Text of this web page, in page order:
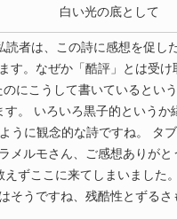
ます 白い光の底
者は、この詩に感想を促し
。なぜか「酷評」とは受け
にこうして書いているという
。 いろいろ黒子的というか
うに観念的な詩ですね。 タブ
ルモさん、ご感想ありがと
ずここに来てしまいました
うですね、残酷性とずるさ